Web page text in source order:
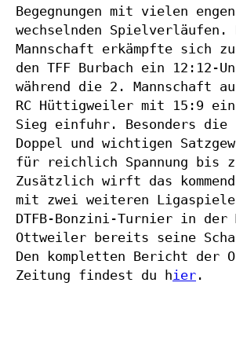
Begegnungen mit vielen
wechselnden Spielverläufen.
Mannschaft erkämpfte sich
den TFF Burbach ein 12:12-
während die 2. Mannschaft
RC Hüttigweiler mit 15:9
Sieg einfuhr. Besonders die
Doppel und wichtigen
für reichlich Spannung bis
Zusätzlich wirft das
mit zwei weiteren
DTFB-Bonzini-Turnier in der
Ottweiler bereits seine
Den kompletten Bericht der
Zeitung findest du hier .